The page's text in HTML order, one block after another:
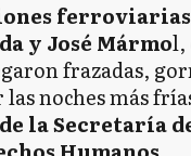
ferroviarias
y José Mármol,
frazadas,
noches más
la Secretaría